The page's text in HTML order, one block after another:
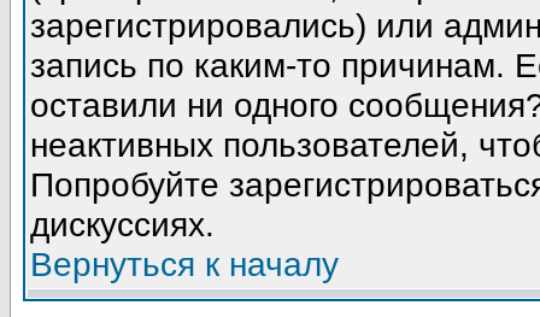
зарегистрировались) или
запись по каким-то причинам.
оставили ни одного
неактивных пользователей,
Попробуйте
дискуссиях.
Вернуться к началу